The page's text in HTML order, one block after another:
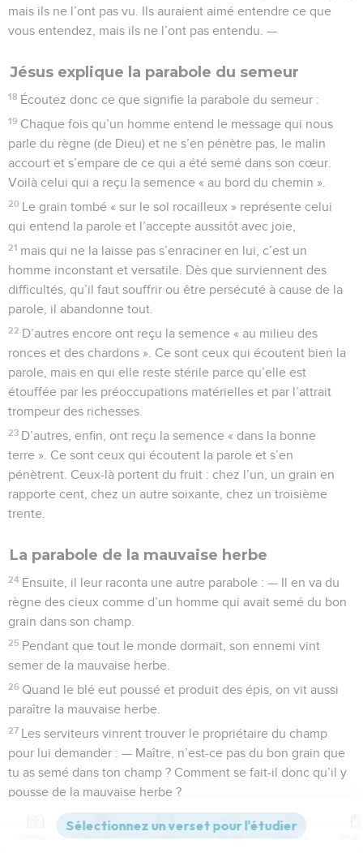
mais ils ne l’ont pas vu. Ils auraient aimé entendre ce que
vous entendez, mais ils ne l’ont pas entendu. —
Jésus explique la parabole du semeur
18 Écoutez donc ce que signifie la parabole du semeur :
19 Chaque fois qu’un homme entend le message qui nous
parle du règne (de Dieu) et ne s’en pénètre pas, le malin
accourt et s’empare de ce qui a été semé dans son cœur.
Voilà celui qui a reçu la semence « au bord du chemin ».
20 Le grain tombé « sur le sol rocailleux » représente celui
qui entend la parole et l’accepte aussitôt avec joie,
21 mais qui ne la laisse pas s’enraciner en lui, c’est un
homme inconstant et versatile. Dès que surviennent des
difficultés, qu’il faut souffrir ou être persécuté à cause de la
parole, il abandonne tout.
22 D’autres encore ont reçu la semence « au milieu des
ronces et des chardons ». Ce sont ceux qui écoutent bien la
parole, mais en qui elle reste stérile parce qu’elle est
étouffée par les préoccupations matérielles et par l’attrait
trompeur des richesses.
23 D’autres, enfin, ont reçu la semence « dans la bonne
terre ». Ce sont ceux qui écoutent la parole et s’en
pénètrent. Ceux-là portent du fruit : chez l’un, un grain en
rapporte cent, chez un autre soixante, chez un troisième
trente.
La parabole de la mauvaise herbe
24 Ensuite, il leur raconta une autre parabole : — Il en va du
règne des cieux comme d’un homme qui avait semé du bon
grain dans son champ.
25 Pendant que tout le monde dormait, son ennemi vint
semer de la mauvaise herbe.
26 Quand le blé eut poussé et produit des épis, on vit aussi
paraître la mauvaise herbe.
27 Les serviteurs vinrent trouver le propriétaire du champ
pour lui demander : — Maître, n’est-ce pas du bon grain que
tu as semé dans ton champ ? Comment se fait-il donc qu’il y
pousse de la mauvaise herbe ?
Il leur répondit : — C’est un coup de quelqu’un qui m’en
veut. Alors, les serviteurs demandèrent : — Veux-tu donc
Versions Commentaires Strong